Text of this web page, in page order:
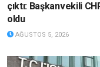
çıktı: Başkanvekili
oldu
AĞUSTOS 5, 2026